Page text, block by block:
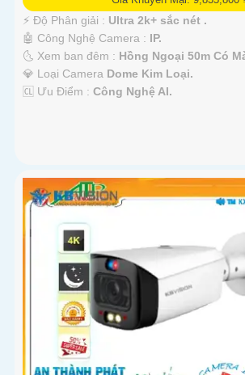
️⚡ Độ Phân giải : Ultra 2k+ sắc nét .
🤖️ Công Nghệ Camera : IP.
🌜 Xem ban đêm : Hồng Ngoại 50m Có
💎 Loại Camera Dome Kim Loại.
️🆑 Ưu Điểm : Công Nghệ AI.